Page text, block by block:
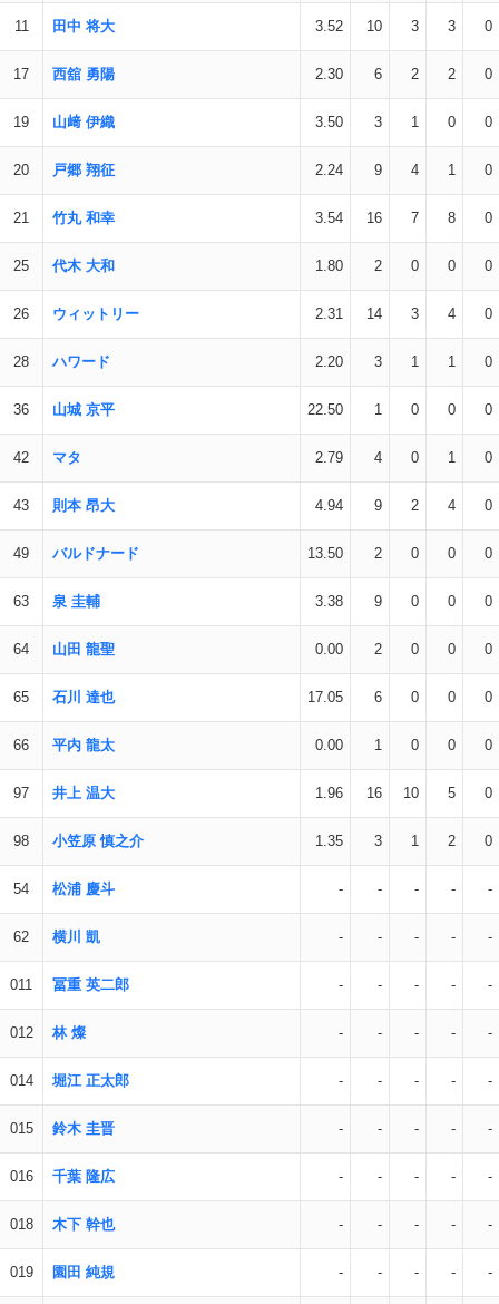
11 田中 将大 3.52 10 3 3 0
17 西舘 勇陽 2.30 6 2 2 0
19 山﨑 伊織 3.50 3 1 0 0
20 戸郷 翔征 2.24 9 4 1 0
21 竹丸 和幸 3.54 16 7 8 0
25 代木 大和 1.80 2 0 0 0
26 ウィットリー 2.31 14 3 4 0
28 ハワード 2.20 3 1 1 0
36 山城 京平 22.50 1 0 0 0
42 マタ 2.79 4 0 1 0
43 則本 昂大 4.94 9 2 4 0
49 バルドナード 13.50 2 0 0 0
63 泉 圭輔 3.38 9 0 0 0
64 山田 龍聖 0.00 2 0 0 0
65 石川 達也 17.05 6 0 0 0
66 平内 龍太 0.00 1 0 0 0
97 井上 温大 1.96 16 10 5 0
98 小笠原 慎之介 1.35 3 1 2 0
54 松浦 慶斗 - - - - -
62 横川 凱 - - - - -
011 冨重 英二郎 - - - - -
012 林 燦 - - - - -
014 堀江 正太郎 - - - - -
015 鈴木 圭晋 - - - - -
016 千葉 隆広 - - - - -
018 木下 幹也 - - - - -
019 園田 純規 - - - - -